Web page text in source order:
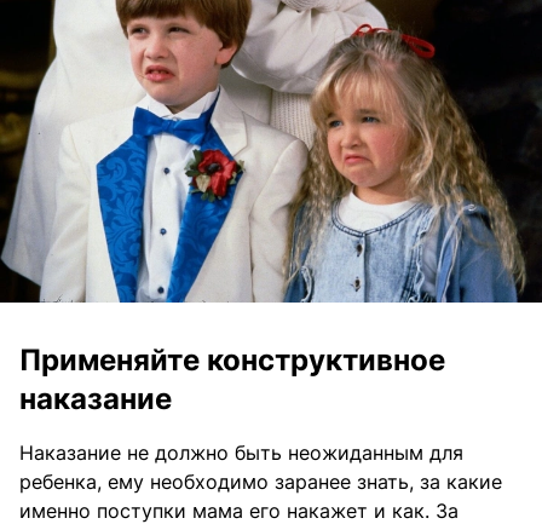
Применяйте конструктивное
наказание
Наказание не должно быть неожиданным для
ребенка, ему необходимо заранее знать, за какие
именно поступки мама его накажет и как. За